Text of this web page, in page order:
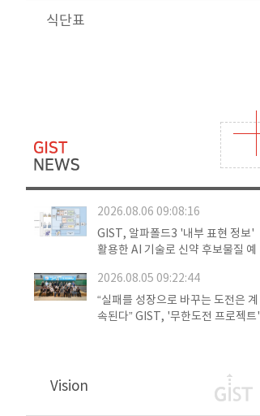
식단표
2026.08.06 09:08:16
GIST, 알파폴드3 '내부 표현 정보'
활용한 AI 기술로 신약 후보물질 예
2026.08.05 09:22:44
“실패를 성장으로 바꾸는 도전은 계
속된다” GIST, '무한도전 프로젝트'
Vision